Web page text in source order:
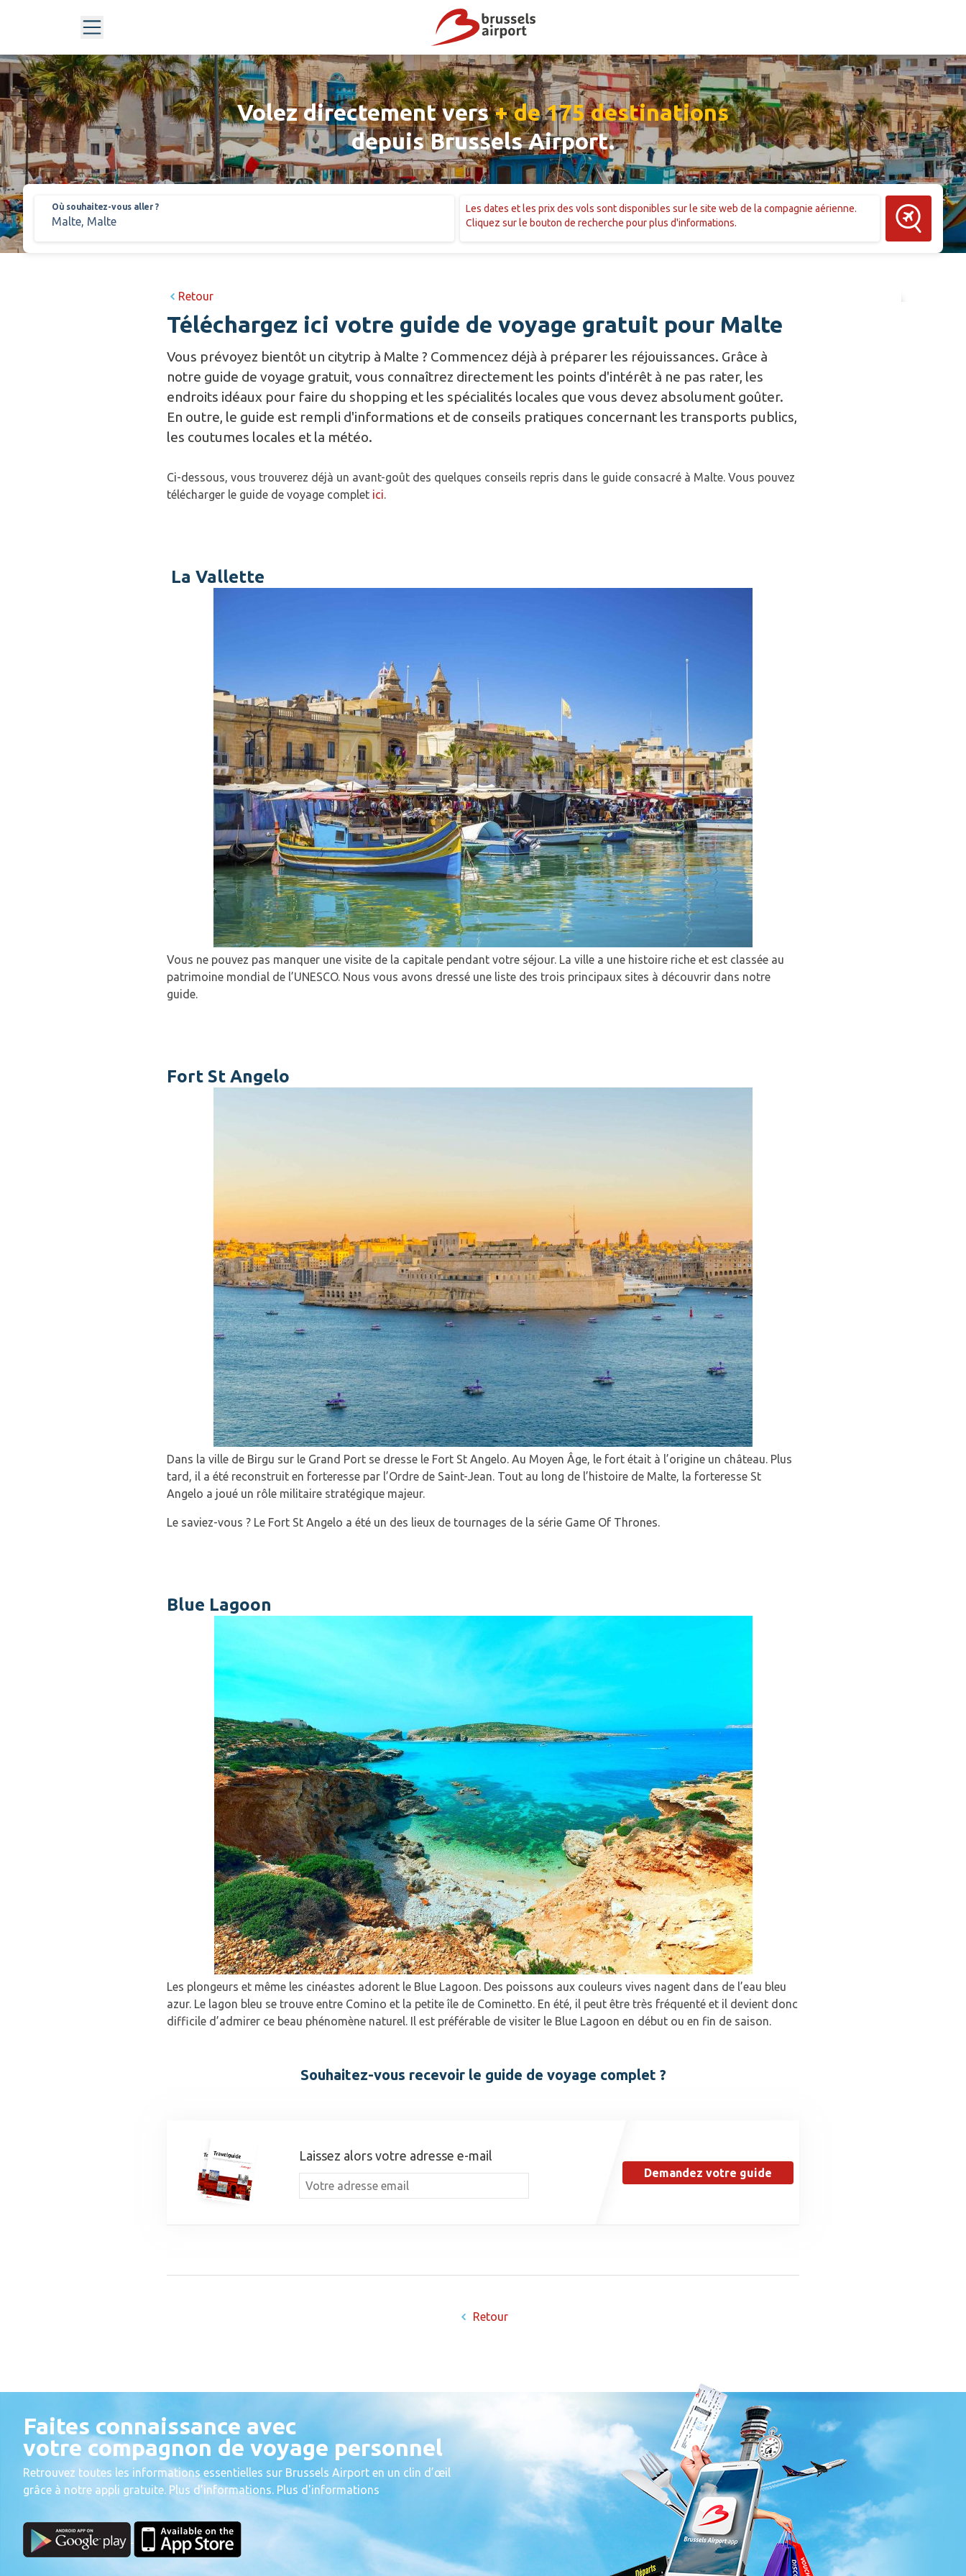
Volez directement vers+ de 175 destinations
depuis Brussels Airport.
Où souhaitez-vous aller ?
Les dates et les prix des vols sont disponibles sur le site web de la compagnie aérienne.
Cliquez sur le bouton de recherche pour plus d'informations.
Rechercher
Retour
Téléchargez ici votre guide de voyage gratuit pour Malte
Vous prévoyez bientôt un citytrip à Malte ? Commencez déjà à préparer les réjouissances. Grâce à
notre guide de voyage gratuit, vous connaîtrez directement les points d'intérêt à ne pas rater, les
endroits idéaux pour faire du shopping et les spécialités locales que vous devez absolument goûter.
En outre, le guide est rempli d'informations et de conseils pratiques concernant les transports publics,
les coutumes locales et la météo.
Ci-dessous, vous trouverez déjà un avant-goût des quelques conseils repris dans le guide consacré à Malte. Vous pouvez
télécharger le guide de voyage complet ici.
La Vallette
Vous ne pouvez pas manquer une visite de la capitale pendant votre séjour. La ville a une histoire riche et est classée au
patrimoine mondial de l’UNESCO. Nous vous avons dressé une liste des trois principaux sites à découvrir dans notre
guide.
Fort St Angelo
Dans la ville de Birgu sur le Grand Port se dresse le Fort St Angelo. Au Moyen Âge, le fort était à l’origine un château. Plus
tard, il a été reconstruit en forteresse par l’Ordre de Saint-Jean. Tout au long de l’histoire de Malte, la forteresse St
Angelo a joué un rôle militaire stratégique majeur.
Le saviez-vous ? Le Fort St Angelo a été un des lieux de tournages de la série Game Of Thrones.
Blue Lagoon
Les plongeurs et même les cinéastes adorent le Blue Lagoon. Des poissons aux couleurs vives nagent dans de l’eau bleu
azur. Le lagon bleu se trouve entre Comino et la petite île de Cominetto. En été, il peut être très fréquenté et il devient donc
difficile d’admirer ce beau phénomène naturel. Il est préférable de visiter le Blue Lagoon en début ou en fin de saison.
Souhaitez-vous recevoir le guide de voyage complet ?
Laissez alors votre adresse e-mail
Demandez votre guide
Retour
Faites connaissance avec
votre compagnon de voyage personnel
Retrouvez toutes les informations essentielles sur Brussels Airport en un clin d’œil
grâce à notre appli gratuite. Plus d’informations. Plus d'informations